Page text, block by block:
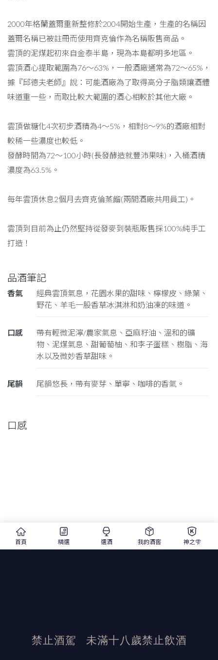
2000年格蘭蓋爾重新整修於2004開始生產，生產的名稱因
蓋爾名稱已被註冊而使用齊克倫作為名稱販售商品。
雲頂的泥煤起初來自金泰半島，現為本島都明多地區。
雲頂酒心提取範圍為76～63%，一般酒廠通常為72～65%，
據『邱德夫老師』說：可能酒廠為了取得高分子脂類讓酒體
味道重一些，而取比較大範圍的酒心相較於其他大廠。
雲頂做糖化4次初步酒精為4～5%，相對8～9%的酒廠相對
較稀一些濃度也較低。
發酵時間為72～100小時(長發酵造就豐沛果味)，入桶酒精
濃度為63.5%。
每年雲頂休息2個月去齊克倫蒸餾(兩間酒廠共用員工)。
雲頂到目前為止仍然堅持從發麥到裝瓶販售採100%純手工
打造！
品酒筆記
香氣
經典雲頂氣息，花園水果的甜味、檸檬皮、綠葉、
野花、羊毛一股香草冰淇淋和奶油凍的味道。
口感
帶有輕微泥濘/農家氣息、亞麻籽油、溫和的礦
物、泥煤氣息、甜葡萄柚、和李子蛋糕、樹脂、海
水以及微妙香草甜味。
尾韻 尾韻悠長，帶有麥芽、單寧、咖啡的香氣。
口感
首頁 精選 選酒 我的酒窖 神之雫
禁止酒駕 未滿十八歲禁止飲酒